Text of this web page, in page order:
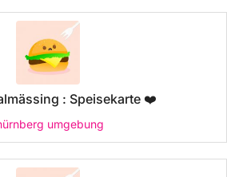
: Speisekarte ❤️
umgebung